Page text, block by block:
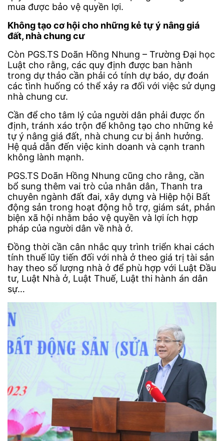
mua được bảo vệ quyền lợi.
Không tạo cơ hội cho những kẻ tự ý nâng giá
đất, nhà chung cư
Còn PGS.TS Doãn Hồng Nhung – Trường Đại học
Luật cho rằng, các quy định được ban hành
trong dự thảo cần phải có tính dự báo, dự đoán
các tình huống có thể xảy ra đối với việc sử dụng
nhà chung cư.
Cần để cho tâm lý của người dân phải được ổn
định, tránh xáo trộn để không tạo cho những kẻ
tự ý nâng giá đất, nhà chung cư bị ảnh hưởng.
Hệ quả dẫn đến việc kinh doanh và cạnh tranh
không lành mạnh.
PGS.TS Doãn Hồng Nhung cũng cho rằng, cần
bổ sung thêm vai trò của nhân dân, Thanh tra
chuyên ngành đất đai, xây dựng và Hiệp hội Bất
động sản trong hoạt động hỗ trợ, giám sát, phản
biện xã hội nhằm bảo vệ quyền và lợi ích hợp
pháp của người dân về nhà ở.
Đồng thời cần cân nhắc quy trình triển khai cách
tính thuế lũy tiến đối với nhà ở theo giá trị tài sản
hay theo số lượng nhà ở để phù hợp với Luật Đầu
tư, Luật Nhà ở, Luật Thuế, Luật thi hành án dân
sự…